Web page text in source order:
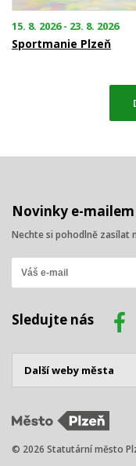
15. 8. 2026 - 23. 8. 2026
Sportmanie Plzeň
Novinky e-mailem
Nechte si pohodlně zasílat
Sledujte nás
© 2026 Statutární město